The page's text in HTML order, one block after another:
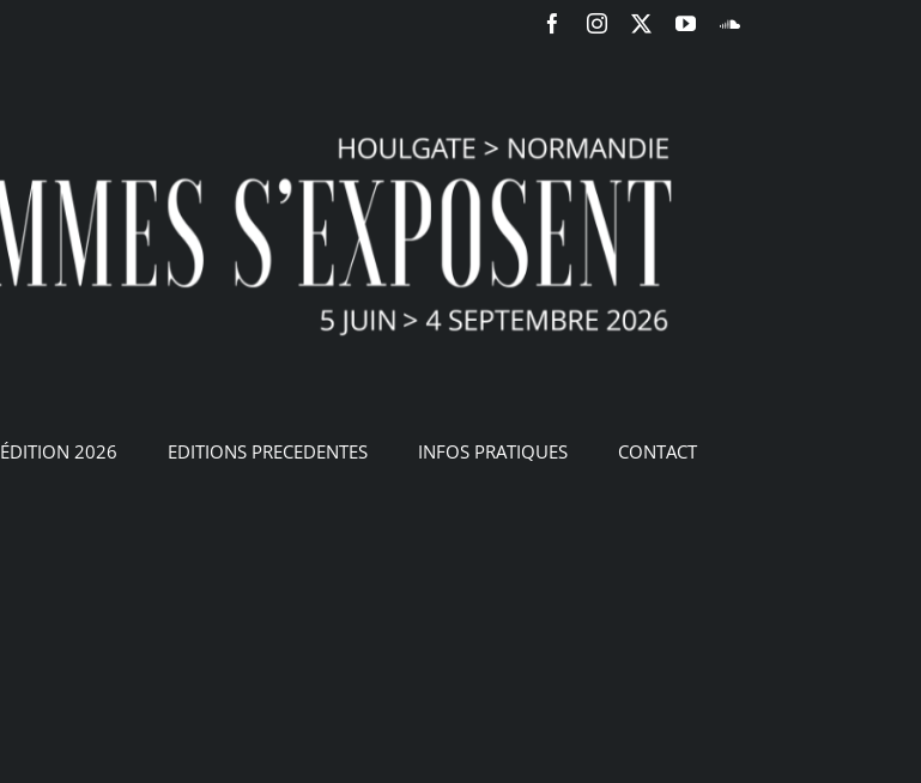
FacebookInstagram
X YouTubeSoundCloud
ÉDITION 2026 EDITIONS PRECEDENTES INFOS PRATIQUES CONTACT